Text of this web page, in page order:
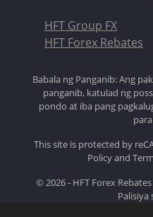
HFT Group FX
HFT Forex Rebates
Babala ng Panganib: Ang
panganib, katulad ng
pondo at iba pang
This site is protected by
Policyand
© 2026 - HFT Forex
Palisiya